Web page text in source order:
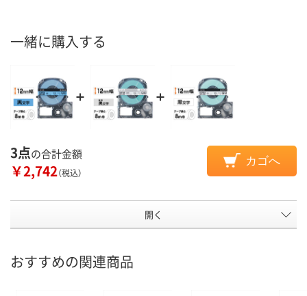
一緒に購入する
3点の合計金額
￥2,742（税込）
カゴへ
開く
おすすめの関連商品